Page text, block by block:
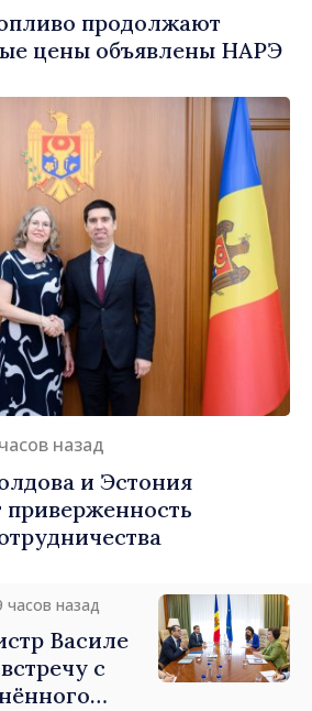
продолжают
цены объявлены НАРЭ
часов назад
и Эстония
часов назад
Василе
с